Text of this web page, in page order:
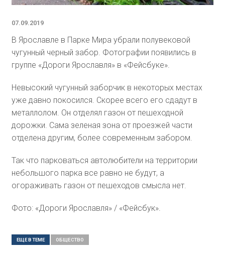
07.09.2019
В Ярославле в Парке Мира убрали полувековой
чугунный черный забор. Фотографии появились в
группе «Дороги Ярославля» в «Фейсбуке».
Невысокий чугунный заборчик в некоторых местах
уже давно покосился. Скорее всего его сдадут в
металлолом. Он отделял газон от пешеходной
дорожки. Сама зеленая зона от проезжей части
отделена другим, более современным забором.
Так что парковаться автолюбители на территории
небольшого парка все равно не будут, а
огораживать газон от пешеходов смысла нет.
Фото: «Дороги Ярославля» / «Фейсбук».
ЕЩЕ В ТЕМЕ ОБЩЕСТВО